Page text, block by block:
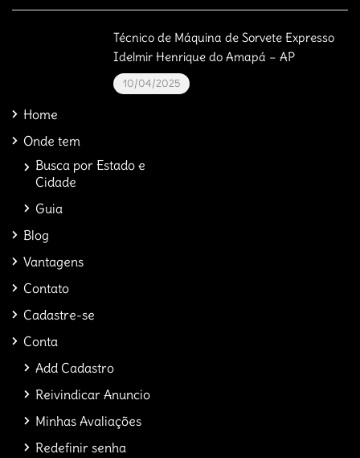
Técnico de Máquina de Sorvete Expresso
Idelmir Henrique do Amapá – AP
10/04/2025
Home
Onde tem
Busca por Estado e
Cidade
Guia
Blog
Vantagens
Contato
Cadastre-se
Conta
Add Cadastro
Reivindicar Anuncio
Minhas Avaliações
Redefinir senha